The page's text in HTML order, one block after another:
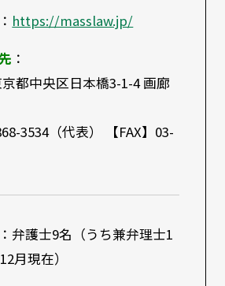
： https://masslaw.jp/
：
都中央区日本橋3-1-4 画廊
3534（代表） 【FAX】03-
：弁護士9名（うち兼弁理士1
月現在）